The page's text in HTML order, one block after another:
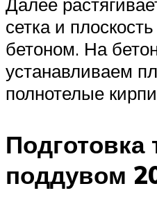
сетка и
бетоном. На
устанавливаем
полнотелые
Подготовка
поддувом